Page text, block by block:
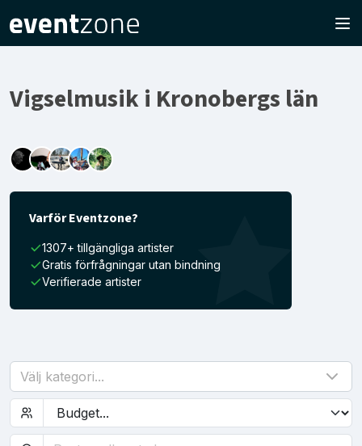
Vigselmusik i Kronobergs län
Varför Eventzone?
1307+ tillgängliga artister
Gratis förfrågningar utan bindning
Verifierade artister
Välj kategori...